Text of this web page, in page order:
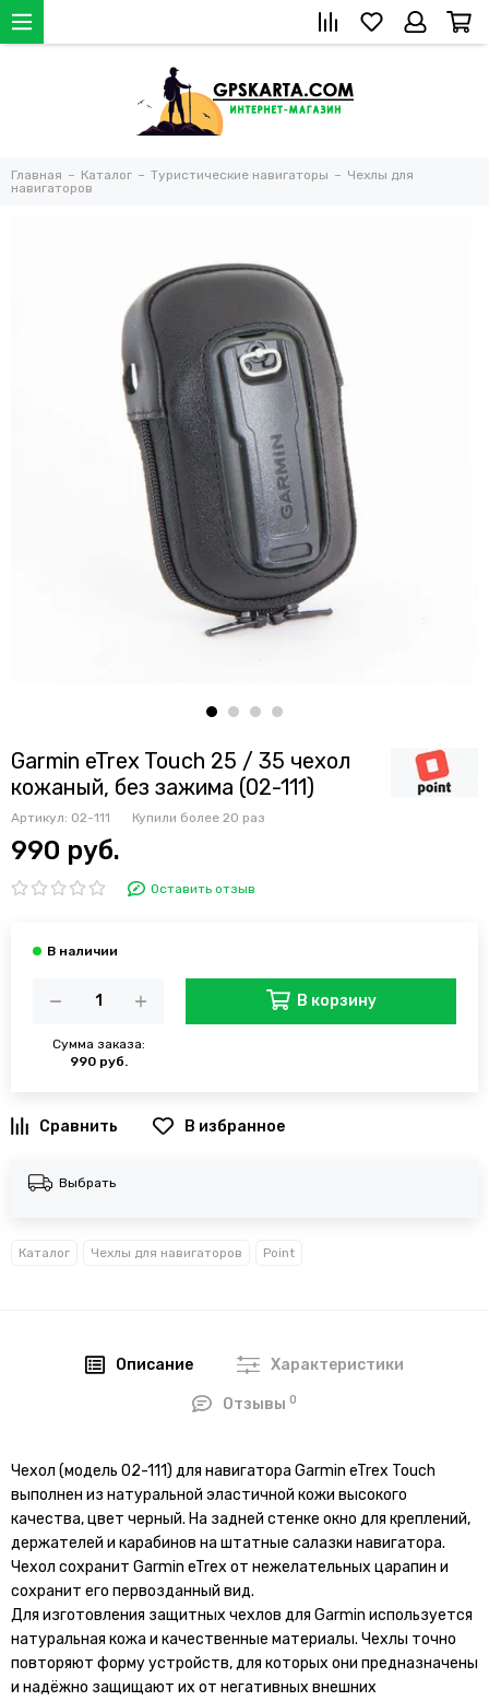
Главная Каталог Туристические навигаторы
Чехлы для
навигаторов
Garmin eTrex Touch 25 / 35 чехол
кожаный, без зажима (02-111)
Артикул: 02-111 Купили более 20 раз
990 руб.
Оставить отзыв
Сумма заказа:
990 руб.
В корзину
В избранное
Выбрать
Каталог Чехлы для навигаторов Point
Описание Характеристики
Отзывы0
Чехол (модель 02-111) для навигатора Garmin eTrex Touch
выполнен из натуральной эластичной кожи высокого
качества, цвет черный. На задней стенке окно для креплений,
держателей и карабинов на штатные салазки навигатора.
Чехол сохранит Garmin eTrex от нежелательных царапин и
сохранит его первозданный вид.
Для изготовления защитных чехлов для Garmin используется
натуральная кожа и качественные материалы. Чехлы точно
повторяют форму устройств, для которых они предназначены
и надёжно защищают их от негативных внешних